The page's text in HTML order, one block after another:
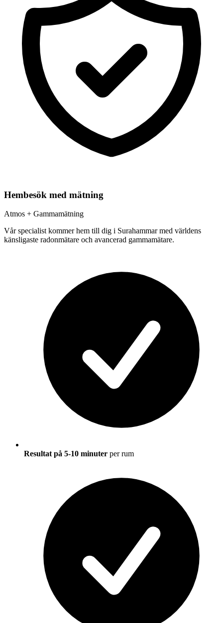
Hembesök med mätning
Atmos + Gammamätning
Vår specialist kommer hem till dig i Surahammarmed världens
känsligaste radonmätare och avancerad gammamätare.
Resultat på 5-10 minuter per rum